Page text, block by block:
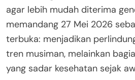
agar lebih mudah diterima
memandang 27 Mei 2026
terbuka: menjadikan
tren musiman, melainkan
yang sadar kesehatan sejak